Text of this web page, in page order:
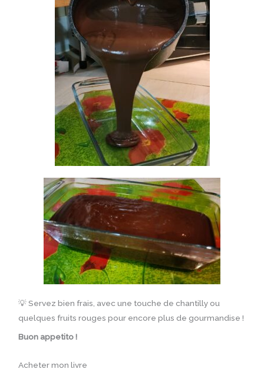
💡 Servez bien frais, avec une touche de chantilly ou
quelques fruits rouges pour encore plus de gourmandise !
Buon appetito !
Acheter mon livre